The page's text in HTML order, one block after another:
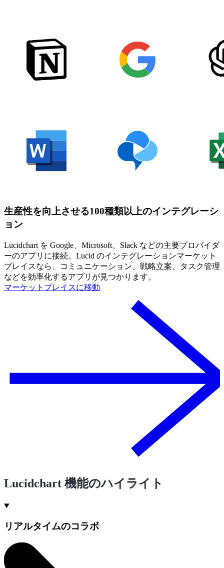
生産性を向上させる100種類以上のインテグレーシ
ョン
Lucidchart を Google、Microsoft、Slack などの主要プロバイダ
ーのアプリに接続。Lucid のインテグレーションマーケット
プレイスなら、コミュニケーション、戦略立案、タスク管理
などを効率化するアプリが見つかります。
マーケットプレイスに移動
Lucidchart 機能のハイライト
リアルタイムのコラボ